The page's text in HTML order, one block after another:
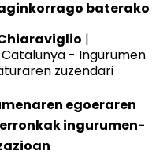
baterako
|
- Ingurumen
zuzendari
egoeraren
ingurumen-